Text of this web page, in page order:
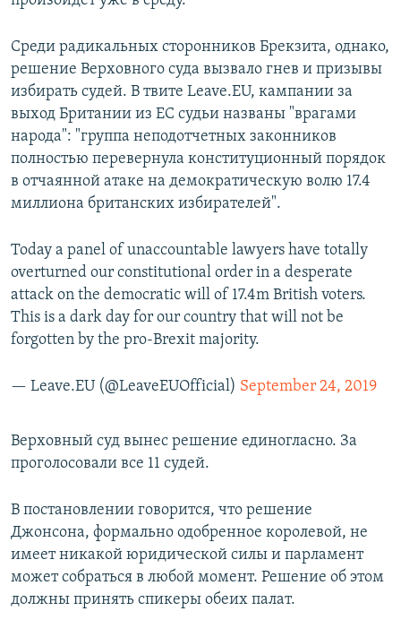
Среди радикальных сторонников Брекзита, однако,
решение Верховного суда вызвало гнев и призывы
избирать судей. В твите Leave.EU, кампании за
выход Британии из ЕС судьи названы "врагами
народа": "группа неподотчетных законников
полностью перевернула конституционный порядок
в отчаянной атаке на демократическую волю 17.4
миллиона британских избирателей".
Today a panel of unaccountable lawyers have totally
overturned our constitutional order in a desperate
attack on the democratic will of 17.4m British voters.
This is a dark day for our country that will not be
forgotten by the pro-Brexit majority.
— Leave.EU (@LeaveEUOfficial) September 24, 2019
Верховный суд вынес решение единогласно. За
проголосовали все 11 судей.
В постановлении говорится, что решение
Джонсона, формально одобренное королевой, не
имеет никакой юридической силы и парламент
может собраться в любой момент. Решение об этом
должны принять спикеры обеих палат.